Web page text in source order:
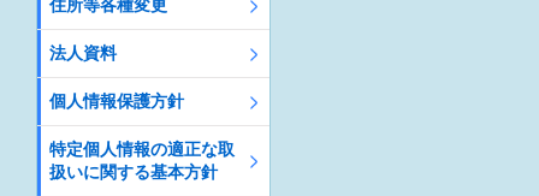
住所等各種変更
法人資料
個人情報保護方針
特定個人情報の適正な取
扱いに関する基本方針